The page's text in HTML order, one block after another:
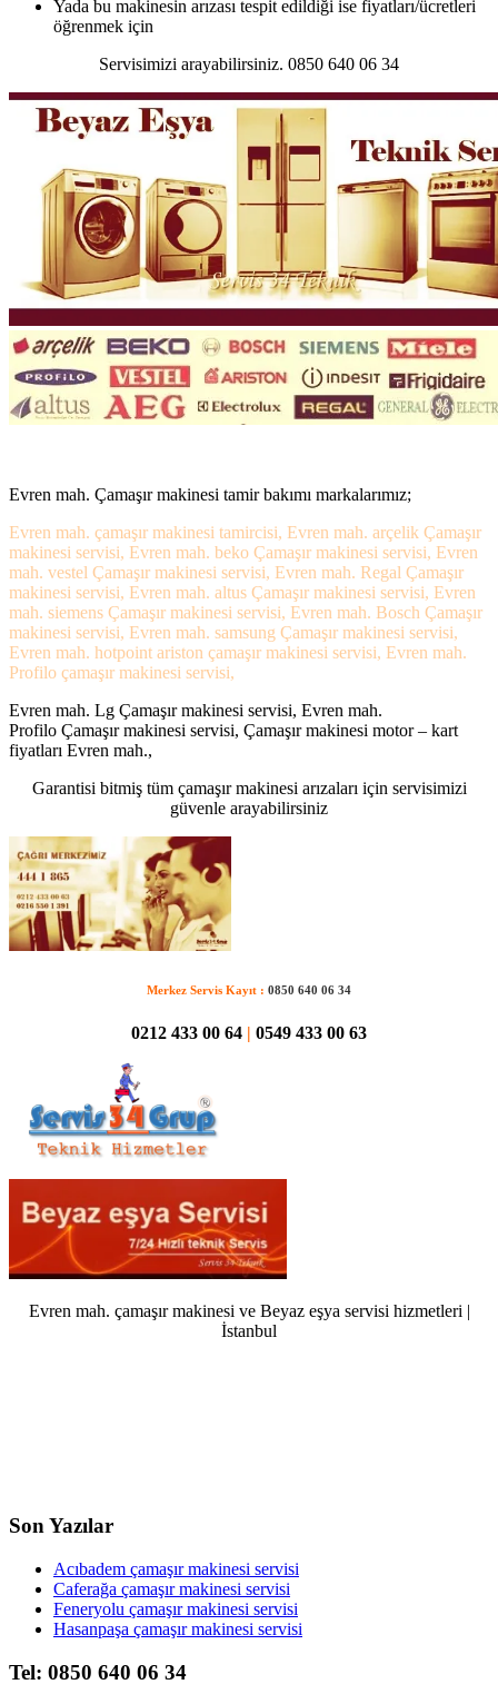
Yada bu makinesin arızası tespit edildiği ise fiyatları/ücretleri
öğrenmek için
Servisimizi arayabilirsiniz. 0850 640 06 34
Evren mah. Çamaşır makinesi tamir bakımı markalarımız;
Evren mah. çamaşır makinesi tamircisi, Evren mah. arçelik Çamaşır
makinesi servisi, Evren mah. beko Çamaşır makinesi servisi, Evren
mah. vestel Çamaşır makinesi servisi, Evren mah. Regal Çamaşır
makinesi servisi, Evren mah. altus Çamaşır makinesi servisi, Evren
mah. siemens Çamaşır makinesi servisi, Evren mah. Bosch Çamaşır
makinesi servisi, Evren mah. samsung Çamaşır makinesi servisi,
Evren mah. hotpoint ariston çamaşır makinesi servisi, Evren mah.
Profilo çamaşır makinesi servisi,
Evren mah. Lg Çamaşır makinesi servisi, Evren mah.
Profilo Çamaşır makinesi servisi, Çamaşır makinesi motor – kart
fiyatları Evren mah.,
Garantisi bitmiş tüm çamaşır makinesi arızaları için servisimizi
güvenle arayabilirsiniz
Merkez Servis Kayıt : 0850 640 06 34
0212 433 00 64 0549 433 00 63
Evren mah. çamaşır makinesi ve Beyaz eşya servisi hizmetleri |
İstanbul
Son Yazılar
Acıbadem çamaşır makinesi servisi
Caferağa çamaşır makinesi servisi
Feneryolu çamaşır makinesi servisi
Hasanpaşa çamaşır makinesi servisi
Tel: 0850 640 06 34